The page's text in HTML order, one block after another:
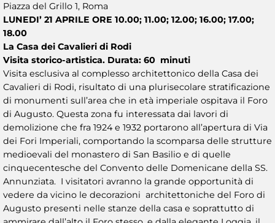
Piazza del Grillo 1, Roma
LUNEDI’ 21 APRILE ORE 10.00; 11.00; 12.00; 16.00; 17.00;
18.00
La Casa dei Cavalieri di Rodi
Visita storico-artistica. Durata: 60 minuti
Visita esclusiva al complesso architettonico della Casa dei
Cavalieri di Rodi, risultato di una plurisecolare stratificazione
di monumenti sull’area che in età imperiale ospitava il Foro
di Augusto. Questa zona fu interessata dai lavori di
demolizione che fra 1924 e 1932 portarono all’apertura di Via
dei Fori Imperiali, comportando la scomparsa delle strutture
medioevali del monastero di San Basilio e di quelle
cinquecentesche del Convento delle Domenicane della SS.
Annunziata. I visitatori avranno la grande opportunità di
vedere da vicino le decorazioni architettoniche del Foro di
Augusto presenti nelle stanze della casa e soprattutto di